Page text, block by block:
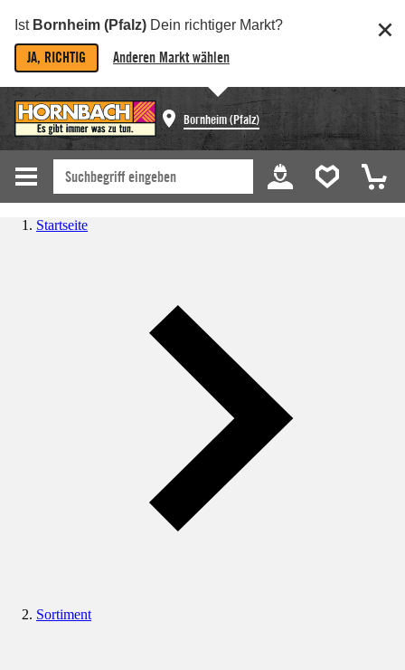
Ist Bornheim (Pfalz) Dein richtiger Markt?
JA, RICHTIG Anderen Markt wählen
Bornheim (Pfalz)
Startseite
Sortiment